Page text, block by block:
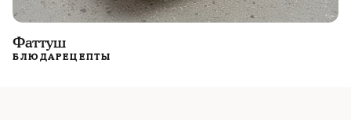
Фаттуш
БЛЮДАРЕЦЕПТЫ